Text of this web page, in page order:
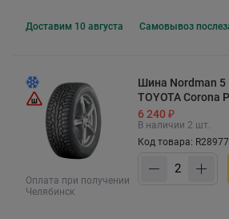
Доставим 10 августа Самовывоз
Оплата при получении
Челябинск
Шина Nordman 5
TOYOTA Corona
6 240 ₽
В наличии 2 шт.
Код товара: